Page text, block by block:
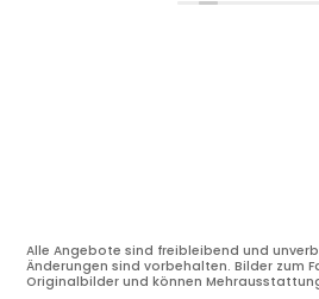
Alle Angebote sind freibleibend und
Änderungen sind vorbehalten. Bilder zum
Originalbilder und können